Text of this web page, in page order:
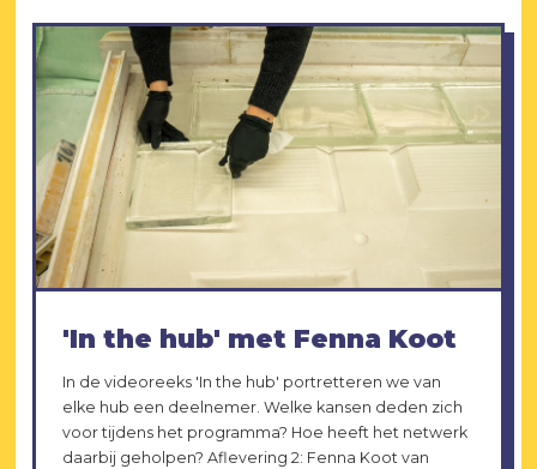
'In the hub' met Fenna Koot
In de videoreeks 'In the hub' portretteren we van
elke hub een deelnemer. Welke kansen deden zich
voor tijdens het programma? Hoe heeft het netwerk
daarbij geholpen? Aflevering 2: Fenna Koot van